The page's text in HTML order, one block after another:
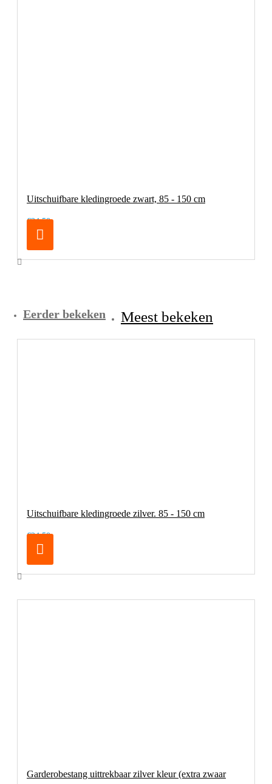
Uitschuifbare kledingroede zwart, 85 - 150 cm
€24,50
Eerder bekeken Meest bekeken
Uitschuifbare kledingroede zilver. 85 - 150 cm
€24,50
Garderobestang uittrekbaar zilver kleur (extra zwaar